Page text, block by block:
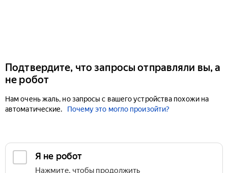
Подтвердите, что запросы отправляли вы, а
не робот
Нам очень жаль, но запросы с вашего устройства похожи на
автоматические.
Почему это могло произойти?